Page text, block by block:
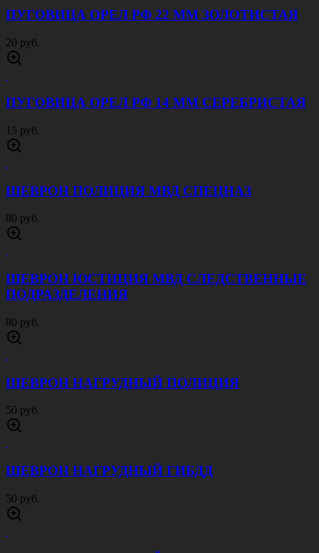
ПУГОВИЦА ОРЕЛ РФ 22 ММ ЗОЛОТИСТАЯ
20 руб.
ПУГОВИЦА ОРЕЛ РФ 14 ММ СЕРЕБРИСТАЯ
15 руб.
ШЕВРОН ПОЛИЦИЯ МВД СПЕЦНАЗ
80 руб.
ШЕВРОН ЮСТИЦИЯ МВД СЛЕДСТВЕННЫЕ
ПОДРАЗДЕЛЕНИЯ
80 руб.
ШЕВРОН НАГРУДНЫЙ ПОЛИЦИЯ
50 руб.
ШЕВРОН НАГРУДНЫЙ ГИБДД
50 руб.